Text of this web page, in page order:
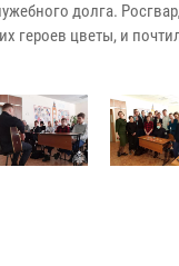
долга.
героев цветы, и